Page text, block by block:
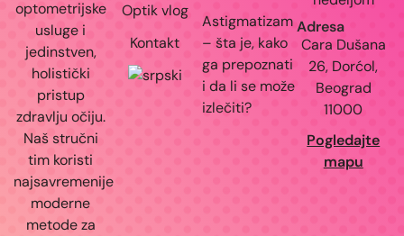
optometrijske
usluge i
jedinstven,
holistički
pristup
zdravlju očiju.
Naš stručni
tim koristi
najsavremenije
moderne
metode za
Optik vlog
Kontakt
Astigmatizam
– šta je, kako
ga prepoznati
i da li se može
izlečiti?
Adresa
Cara Dušana
26, Dorćol,
Beograd
11000
Pogledajte
mapu